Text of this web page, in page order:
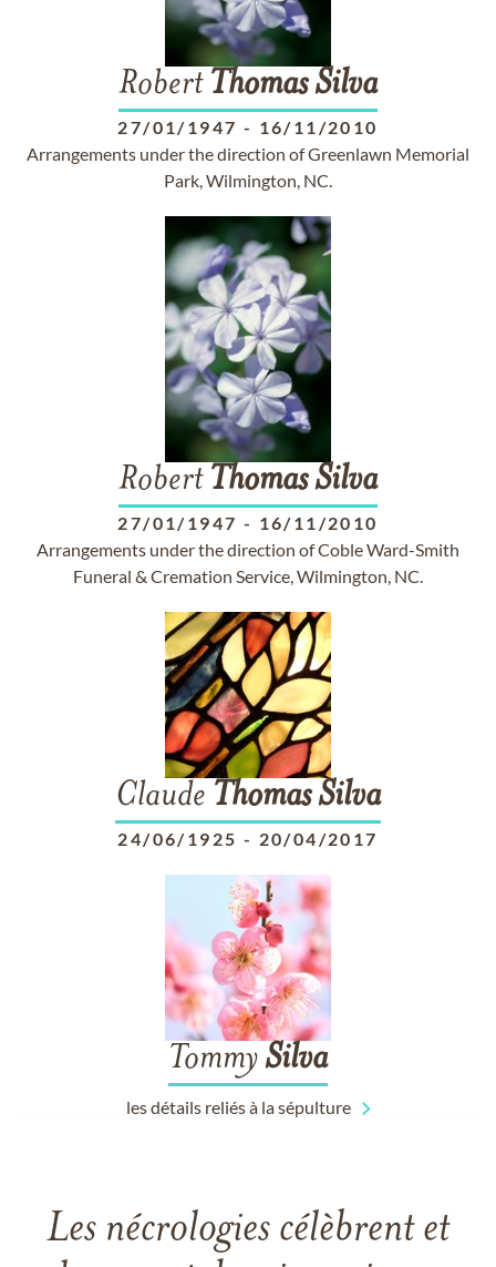
Robert ThomasSilva
27/01/1947 - 16/11/2010
Arrangements under the direction of Greenlawn Memorial
Park, Wilmington, NC.
Robert ThomasSilva
27/01/1947 - 16/11/2010
Arrangements under the direction of Coble Ward-Smith
Funeral & Cremation Service, Wilmington, NC.
Claude ThomasSilva
24/06/1925 - 20/04/2017
TommySilva
les détails reliés à la sépulture
Les nécrologies célèbrent et